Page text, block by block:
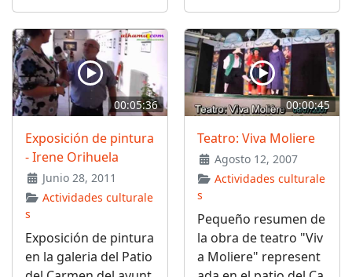
00:05:36
Exposición de pintura
- Irene Orihuela
Junio 28, 2011
Actividades culturale
s
Exposición de pintura
en la galeria del Patio
00:00:45
Teatro: Viva Moliere
Agosto 12, 2007
Actividades culturale
s
Pequeño resumen de
la obra de teatro "Viv
a Moliere" represent